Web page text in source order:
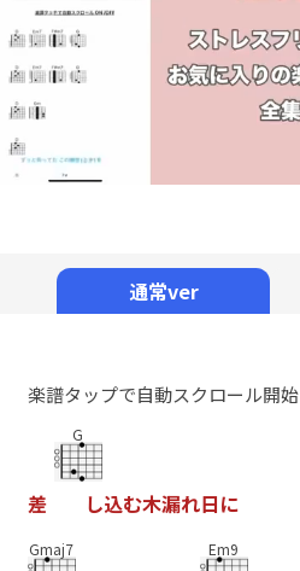
通常ver
楽譜タップで自動スクロール開始
差
G
し込む木漏れ日に
Gmaj7 Em9